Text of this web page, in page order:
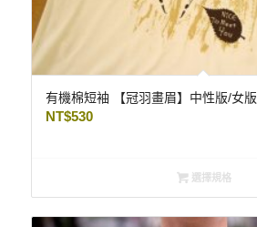
有機棉短袖 【冠羽畫眉】中性版/女版
NT$530
選擇規格